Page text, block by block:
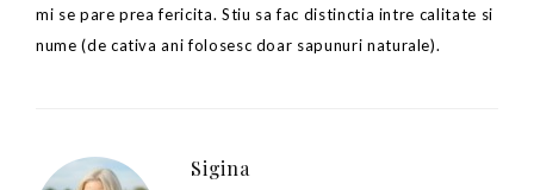
mi se pare prea fericita. Stiu sa fac distinctia intre calitate si
nume (de cativa ani folosesc doar sapunuri naturale).
Sigina